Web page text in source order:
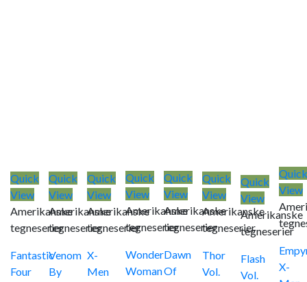
Quick
View
Amerikanske
tegneserier
Fantastic
Four
Quick
View
Amerikanske
tegneserier
Venom
By
Quick
View
Amerikanske
tegneserier
X-
Men
Quick
View
Amerikanske
tegneserier
Wonder
Woman
Quick
View
Amerikanske
tegneserier
Dawn
Of
Quick
View
Amerikanske
tegneserier
Thor
Vol.
Quick
View
Amerikanske
tegneserier
Flash
Vol.
Quick
View
X-